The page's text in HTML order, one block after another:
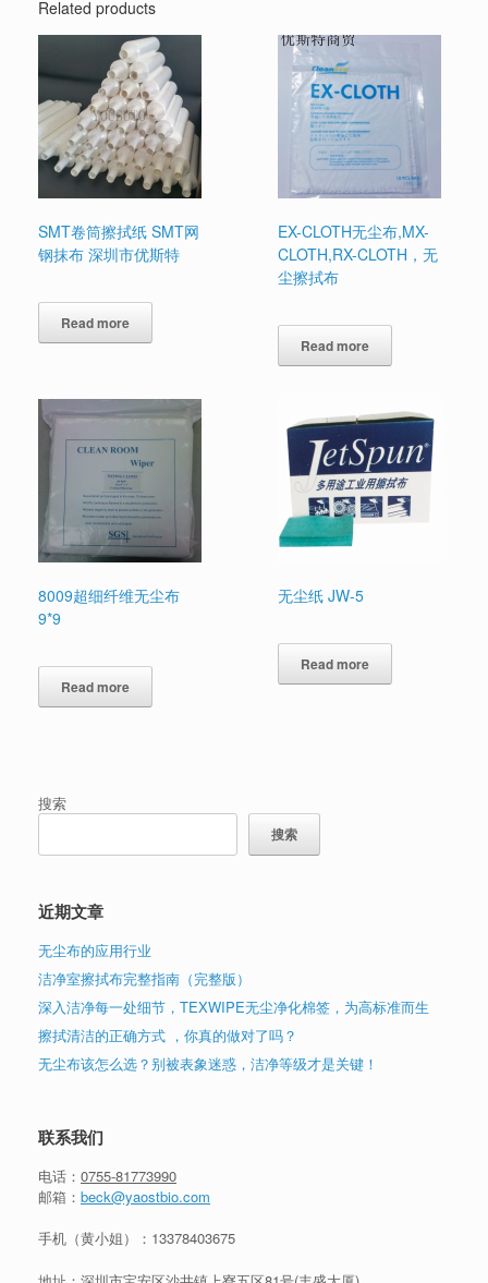
Related products
SMT卷筒擦拭纸 SMT网
钢抹布 深圳市优斯特
Read more
EX-CLOTH无尘布,MX-
CLOTH,RX-CLOTH，无
尘擦拭布
Read more
8009超细纤维无尘布
9*9
Read more
无尘纸 JW-5
Read more
搜索
搜索
近期文章
无尘布的应用行业
洁净室擦拭布完整指南（完整版）
深入洁净每一处细节，TEXWIPE无尘净化棉签，为高标准而生
擦拭清洁的正确方式 ，你真的做对了吗？
无尘布该怎么选？别被表象迷惑，洁净等级才是关键！
联系我们
电话： 0755-81773990
邮箱： beck@yaostbio.com
手机（黄小姐）： 13378403675